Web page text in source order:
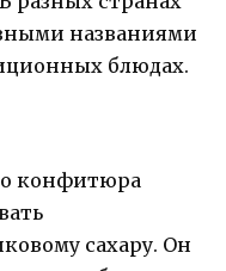
названиями
блюдах.
конфитюра
сахару. Он